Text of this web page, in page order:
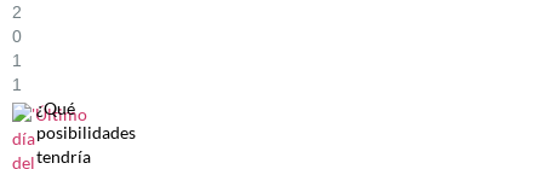
2
0
1
1
¿Qué
posibilidades
tendría